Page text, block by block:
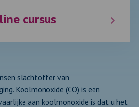
cursus
slachtoffer van
Koolmonoxide (CO) is een
aan koolmonoxide is dat u het